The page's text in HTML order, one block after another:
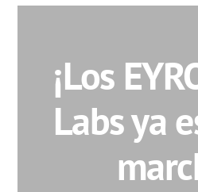
¡Los
Labs ya